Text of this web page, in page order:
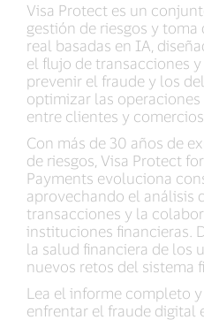
Visa Protect es un
gestión de riesgos y
real basadas en IA,
el flujo de transacciones
prevenir el fraude y los
optimizar las
entre clientes y comercios.
Con más de 30 años de
de riesgos, Visa Protect
Payments evoluciona
aprovechando el análisis
transacciones y la
instituciones financieras.
la salud financiera de los
nuevos retos del sistema
Lea el informe completo
enfrentar el fraude digital